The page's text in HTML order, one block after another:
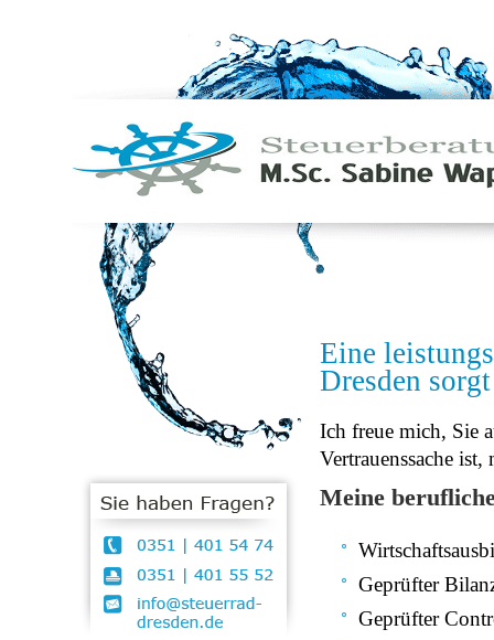
Eine
Dresden
Ich freue mich, Sie
Vertrauenssache
Meine
Geprüfter
Geprüfter